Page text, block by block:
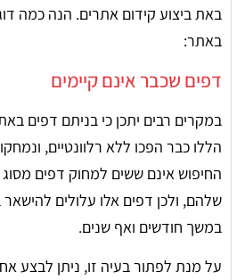
באת ביצוע קידום אתרים. הנה כמה
באתר:
דפים שכבר אינם קיימים
במקרים רבים יתכן כי בניתם דפים
הללו כבר הפכו ללא רלוונטיים,
החיפוש אינם ששים למחוק דפים
שלהם, ולכן דפים אלו עלולים
במשך חודשים ואף שנים.
על מנת לפתור בעיה זו, ניתן לבצע